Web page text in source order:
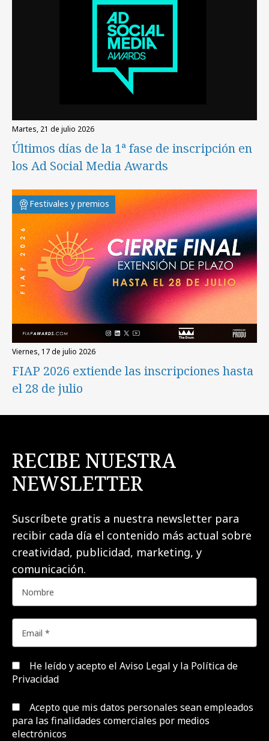
martes, 21 de julio 2026
Últimos días de la 1ª fase de inscripción en
los Ad Social Media Awards
Festivales y premios
viernes, 17 de julio 2026
FIAP 2026 extiende las inscripciones hasta
el 28 de julio
RECIBE NUESTRA
NEWSLETTER
Suscríbete gratis a nuestra newsletter para
recibir cada día el contenido más actual sobre
creatividad, publicidad, marketing, y
comunicación.
He leído y acepto el Aviso Legal y la Política de
Privacidad
Acepto que mis datos personales sean empleados
para las finalidades comerciales por medios
electrónicos